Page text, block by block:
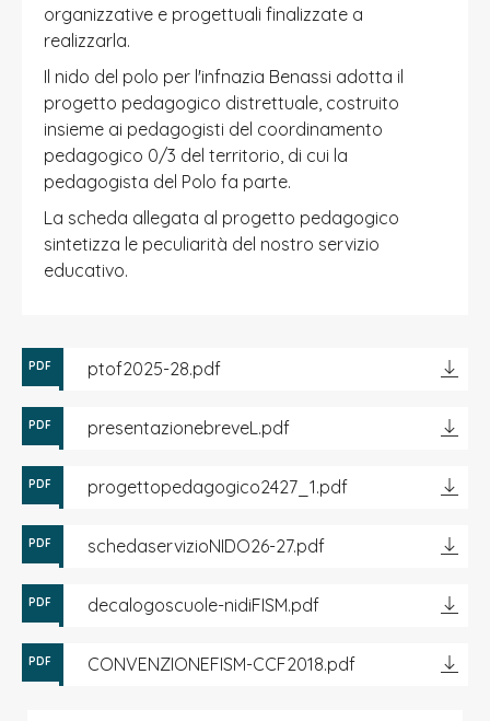
organizzative e progettuali finalizzate a
realizzarla.
Il nido del polo per l'infnazia Benassi adotta il
progetto pedagogico distrettuale, costruito
insieme ai pedagogisti del coordinamento
pedagogico 0/3 del territorio, di cui la
pedagogista del Polo fa parte.
La scheda allegata al progetto pedagogico
sintetizza le peculiarità del nostro servizio
educativo.
PDF ptof2025-28.pdf
PDF presentazionebreveL.pdf
PDF progettopedagogico2427_1.pdf
PDF schedaservizioNIDO26-27.pdf
PDF decalogoscuole-nidiFISM.pdf
PDF CONVENZIONEFISM-CCF2018.pdf